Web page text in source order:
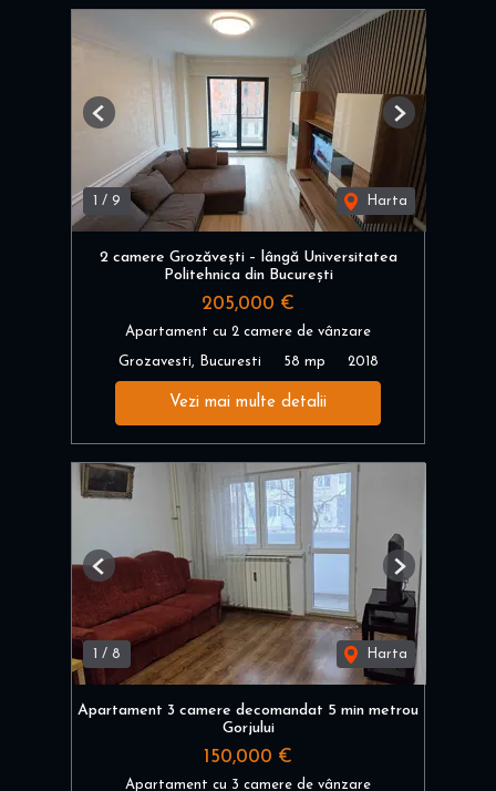
/ 9 Harta
Previous Next
2 camere Grozăvești – lângă Universitatea
Politehnica din București
205,000 €
Apartament cu 2 camere de vânzare
Grozavesti, Bucuresti 58 mp 2018
Vezi mai multe detalii
1 / 8 Harta
Previous Next
Apartament 3 camere decomandat 5 min metrou
Gorjului
150,000 €
Apartament cu 3 camere de vânzare